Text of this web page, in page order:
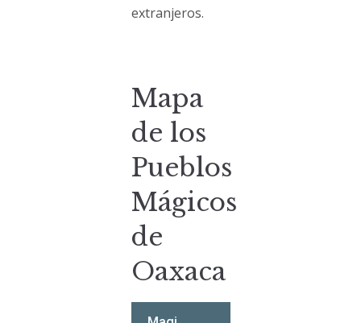
extranjeros.
Mapa
de los
Pueblos
Mágicos
de
Oaxaca